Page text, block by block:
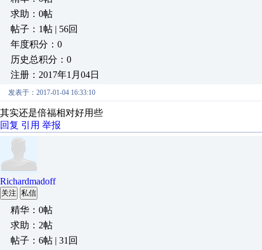
求助：0帖
帖子：1帖 | 56回
年度积分：0
历史总积分：0
注册：2017年1月04日
发表于：2017-01-04 16:33:10
其实还是倍福相对好用些
回复 引用 举报
Richardmadoff
关注 私信
精华：0帖
求助：2帖
帖子：6帖 | 31回